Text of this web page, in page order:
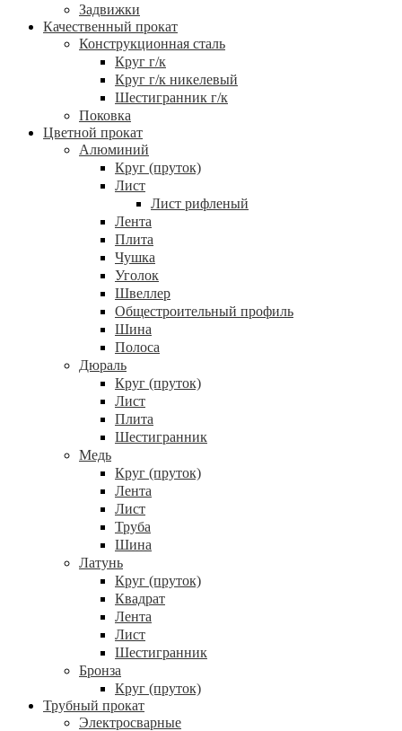
Задвижки
Качественный прокат
Конструкционная сталь
Круг г/к
Круг г/к никелевый
Шестигранник г/к
Поковка
Цветной прокат
Алюминий
Круг (пруток)
Лист
Лист рифленый
Лента
Плита
Чушка
Уголок
Швеллер
Общестроительный профиль
Шина
Полоса
Дюраль
Круг (пруток)
Лист
Плита
Шестигранник
Медь
Круг (пруток)
Лента
Лист
Труба
Шина
Латунь
Круг (пруток)
Квадрат
Лента
Лист
Шестигранник
Бронза
Круг (пруток)
Трубный прокат
Электросварные